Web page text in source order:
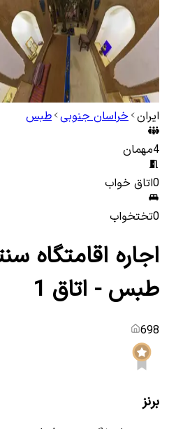
ایران خراسان جنوبی طبس
4مهمان
0اتاق خواب
0تختخواب
اجاره اقامتگاه
طبس - اتاق 1
698
برنز